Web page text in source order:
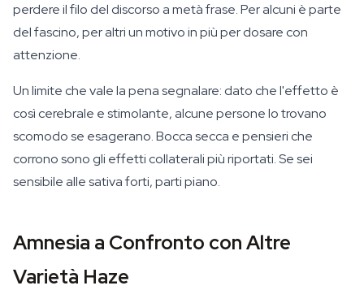
perdere il filo del discorso a metà frase. Per alcuni è parte
del fascino, per altri un motivo in più per dosare con
attenzione.
Un limite che vale la pena segnalare: dato che l'effetto è
così cerebrale e stimolante, alcune persone lo trovano
scomodo se esagerano. Bocca secca e pensieri che
corrono sono gli effetti collaterali più riportati. Se sei
sensibile alle sativa forti, parti piano.
Amnesia a Confronto con Altre
Varietà Haze